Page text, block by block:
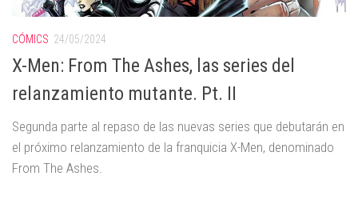
CÓMICS 24/05/2024
X-Men: From The Ashes, las series del
relanzamiento mutante. Pt. II
Segunda parte al repaso de las nuevas series que debutarán en
el próximo relanzamiento de la franquicia X-Men, denominado
From The Ashes.